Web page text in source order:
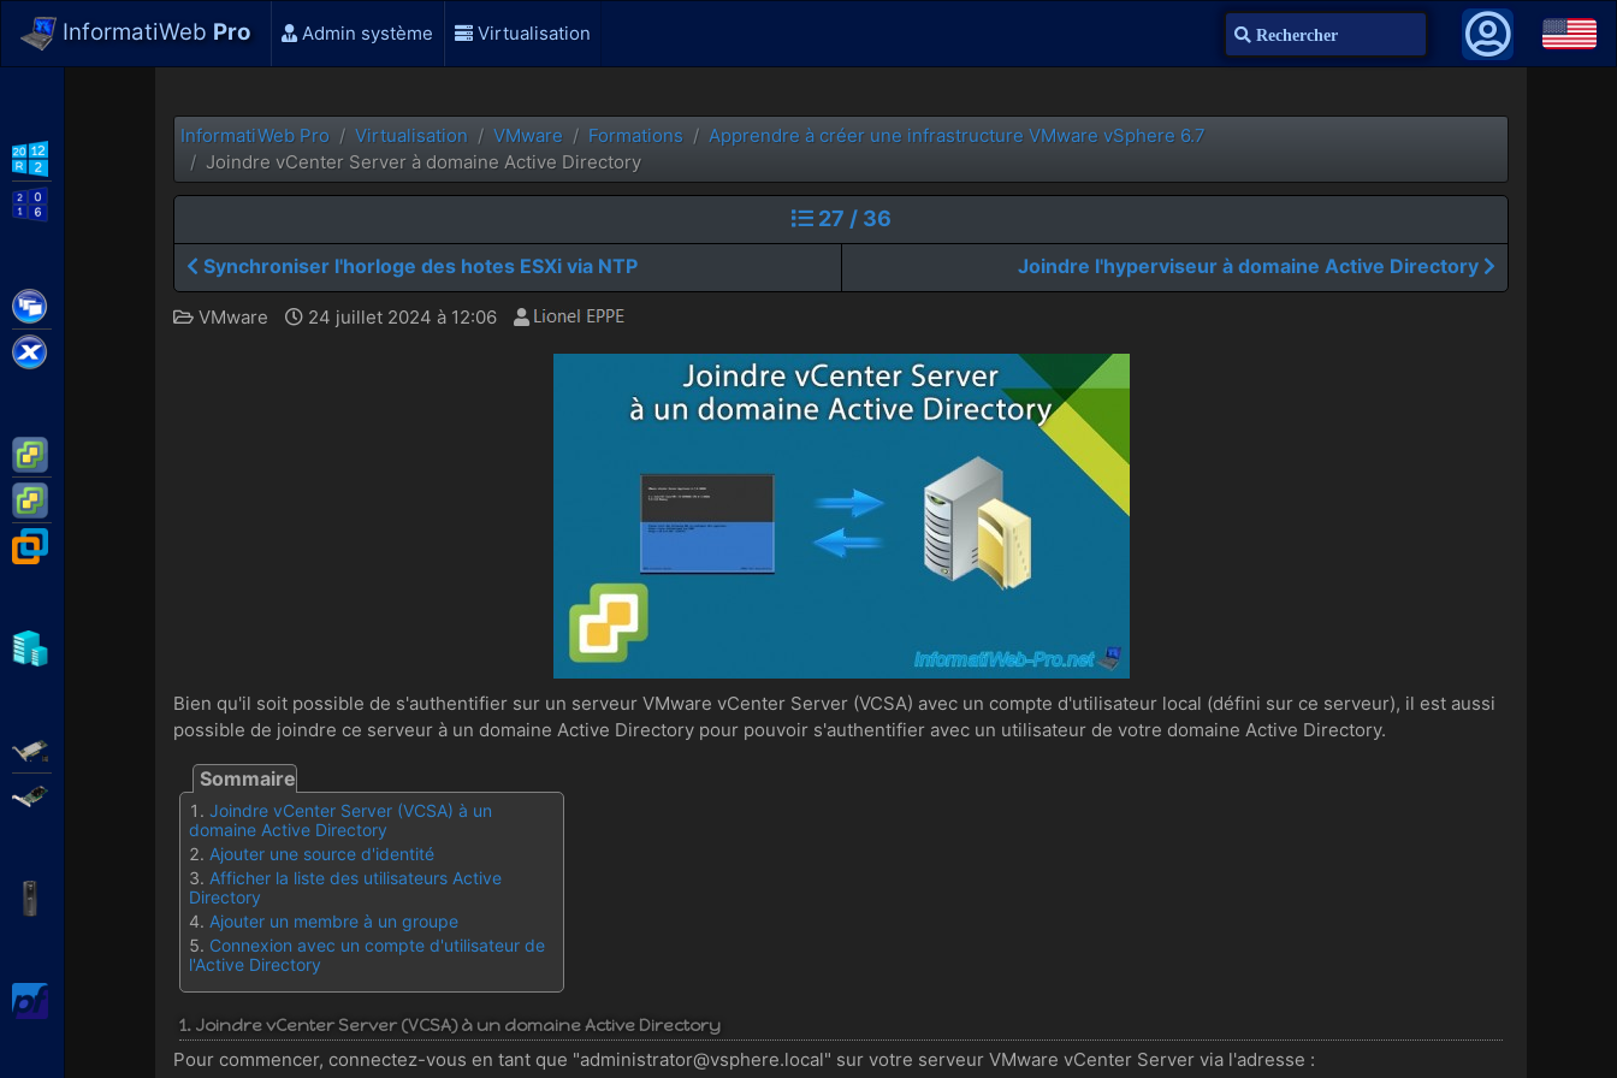
InformatiWeb Pro Admin système Virtualisation Recherche
Citrix XenApp / XenDesktop
Broadcom MegaRAID
APC Back-UPS Pro
InformatiWeb Pro Virtualisation VMware Formations
Apprendre à créer une infrastructure VMware vSphere 6.7
Joindre vCenter Server à domaine Active Directory
27 / 36
Synchroniser l'horloge des hotes ESXi via NTP Joindre l'hyperviseur à domaine Active Directory
VMware 24 juillet 2024 à 12:06
Bien qu'il soit possible de s'authentifier sur un serveur VMware vCenter Server (VCSA) avec un compte d'utilisateur local (défini sur ce serveur), il est aussi
possible de joindre ce serveur à un domaine Active Directory pour pouvoir s'authentifier avec un utilisateur de votre domaine Active Directory.
Joindre vCenter Server (VCSA) à un
domaine Active Directory
Ajouter une source d'identité
Afficher la liste des utilisateurs Active
Directory
Ajouter un membre à un groupe
Connexion avec un compte d'utilisateur de
l'Active Directory
1. Joindre vCenter Server (VCSA) à un domaine Active Directory
Pour commencer, connectez-vous en tant que "administrator@vsphere.local" sur votre serveur VMware vCenter Server via l'adresse :